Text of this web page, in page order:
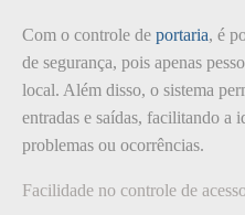
Com o controle de portaria, é
de segurança, pois apenas
local. Além disso, o sistema
entradas e saídas, facilitando a
problemas ou ocorrências.
Facilidade no controle de